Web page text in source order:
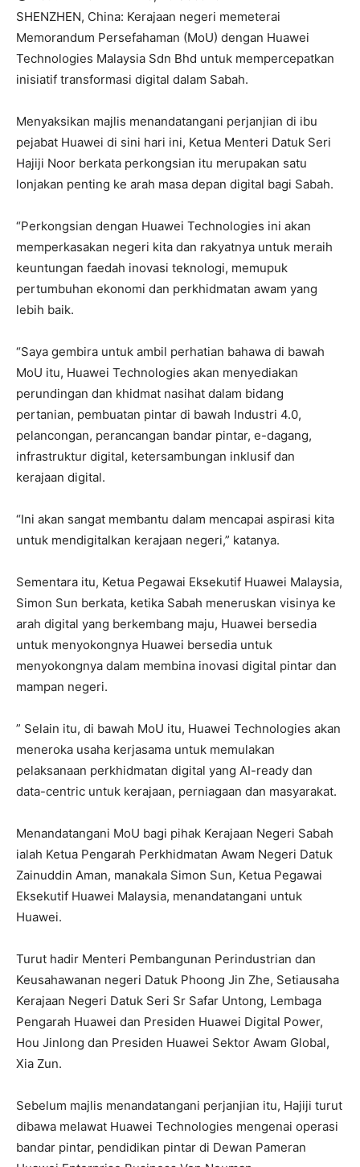
SHENZHEN, China: Kerajaan negeri memeterai
Memorandum Persefahaman (MoU) dengan Huawei
Technologies Malaysia Sdn Bhd untuk mempercepatkan
inisiatif transformasi digital dalam Sabah.
Menyaksikan majlis menandatangani perjanjian di ibu
pejabat Huawei di sini hari ini, Ketua Menteri Datuk Seri
Hajiji Noor berkata perkongsian itu merupakan satu
lonjakan penting ke arah masa depan digital bagi Sabah.
“Perkongsian dengan Huawei Technologies ini akan
memperkasakan negeri kita dan rakyatnya untuk meraih
keuntungan faedah inovasi teknologi, memupuk
pertumbuhan ekonomi dan perkhidmatan awam yang
lebih baik.
“Saya gembira untuk ambil perhatian bahawa di bawah
MoU itu, Huawei Technologies akan menyediakan
perundingan dan khidmat nasihat dalam bidang
pertanian, pembuatan pintar di bawah Industri 4.0,
pelancongan, perancangan bandar pintar, e-dagang,
infrastruktur digital, ketersambungan inklusif dan
kerajaan digital.
“Ini akan sangat membantu dalam mencapai aspirasi kita
untuk mendigitalkan kerajaan negeri,” katanya.
Sementara itu, Ketua Pegawai Eksekutif Huawei Malaysia,
Simon Sun berkata, ketika Sabah meneruskan visinya ke
arah digital yang berkembang maju, Huawei bersedia
untuk menyokongnya Huawei bersedia untuk
menyokongnya dalam membina inovasi digital pintar dan
mampan negeri.
” Selain itu, di bawah MoU itu, Huawei Technologies akan
meneroka usaha kerjasama untuk memulakan
pelaksanaan perkhidmatan digital yang AI-ready dan
data-centric untuk kerajaan, perniagaan dan masyarakat.
Menandatangani MoU bagi pihak Kerajaan Negeri Sabah
ialah Ketua Pengarah Perkhidmatan Awam Negeri Datuk
Zainuddin Aman, manakala Simon Sun, Ketua Pegawai
Eksekutif Huawei Malaysia, menandatangani untuk
Huawei.
Turut hadir Menteri Pembangunan Perindustrian dan
Keusahawanan negeri Datuk Phoong Jin Zhe, Setiausaha
Kerajaan Negeri Datuk Seri Sr Safar Untong, Lembaga
Pengarah Huawei dan Presiden Huawei Digital Power,
Hou Jinlong dan Presiden Huawei Sektor Awam Global,
Xia Zun.
Sebelum majlis menandatangani perjanjian itu, Hajiji turut
dibawa melawat Huawei Technologies mengenai operasi
bandar pintar, pendidikan pintar di Dewan Pameran